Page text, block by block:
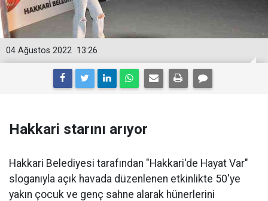
13:26
04 Ağustos 2022
Hakkari starını arıyor
Hakkari Belediyesi tarafından "Hakkari'de Hayat Var"
sloganıyla açık havada düzenlenen etkinlikte 50'ye
yakın çocuk ve genç sahne alarak hünerlerini